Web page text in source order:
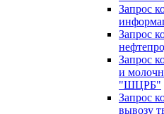
Запрос
Запрос
Запрос
и
"ШЦРБ"
Запрос
вывозу